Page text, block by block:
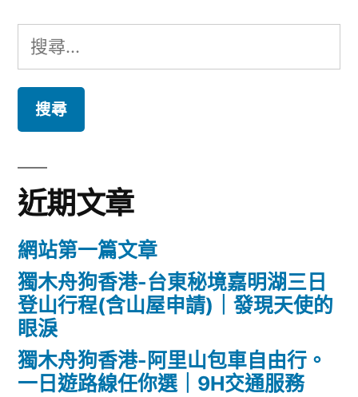
搜
尋
鍵
字:
近期文章
網站第一篇文章
獨木舟狗香港-台東秘境嘉明湖三日
登山行程(含山屋申請)｜發現天使的
眼淚
獨木舟狗香港-阿里山包車自由行。
一日遊路線任你選｜9H交通服務